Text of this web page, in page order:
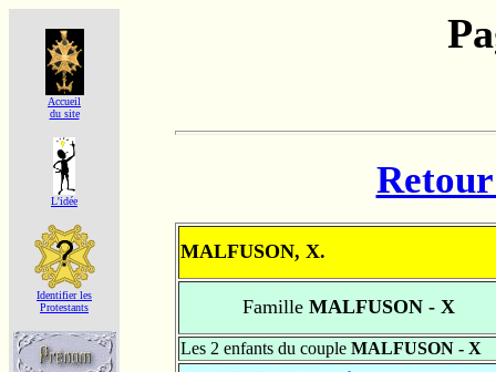
Accueil
du site
L'idée
Identifier les
Protestants
MALFUSON, X.
FamilleMALFUSON - X
Les 2 enfants du couple MALFUSON - X